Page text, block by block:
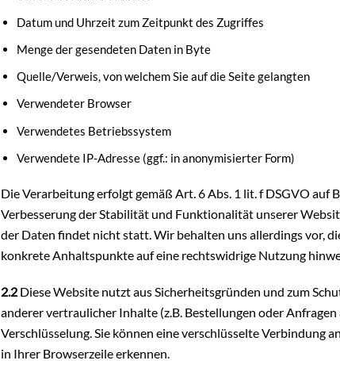
Datum und Uhrzeit zum Zeitpunkt des Zugriffes
Menge der gesendeten Daten in Byte
Quelle/Verweis, von welchem Sie auf die Seite gelangten
Verwendeter Browser
Verwendetes Betriebssystem
Verwendete IP-Adresse (ggf.: in anonymisierter Form)
Die Verarbeitung erfolgt gemäß Art. 6 Abs. 1 lit. f DSGVO auf
Verbesserung der Stabilität und Funktionalität unserer
der Daten findet nicht statt. Wir behalten uns allerdings vor,
konkrete Anhaltspunkte auf eine rechtswidrige Nutzung
2.2 Diese Website nutzt aus Sicherheitsgründen und zum
anderer vertraulicher Inhalte (z.B. Bestellungen oder Anfragen
Verschlüsselung. Sie können eine verschlüsselte Verbindung
in Ihrer Browserzeile erkennen.